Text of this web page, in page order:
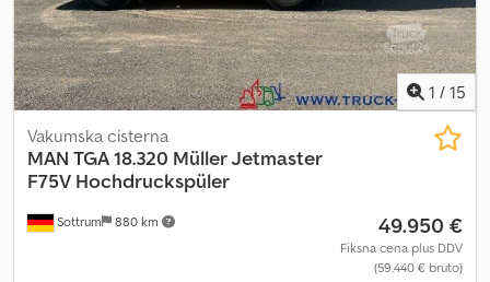
1 / 15
Sottrum 880 km
Vakumska cisterna
MAN TGA 18.320 Müller Jetmaster
F75V Hochdruckspüler
49.950 €
Fiksna cena plus DDV
(59.440 € bruto)